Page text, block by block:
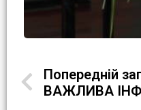
Попередній
ВАЖЛИВА